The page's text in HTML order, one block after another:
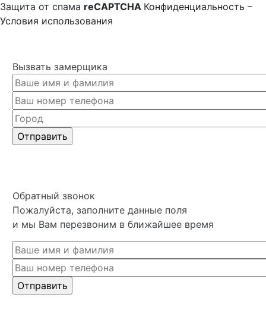
Защита от спама reCAPTCHA Конфиденциальность –
Условия использования
Вызвать замерщика
Обратный звонок
Пожалуйста, заполните данные поля
и мы Вам перезвоним в ближайшее время